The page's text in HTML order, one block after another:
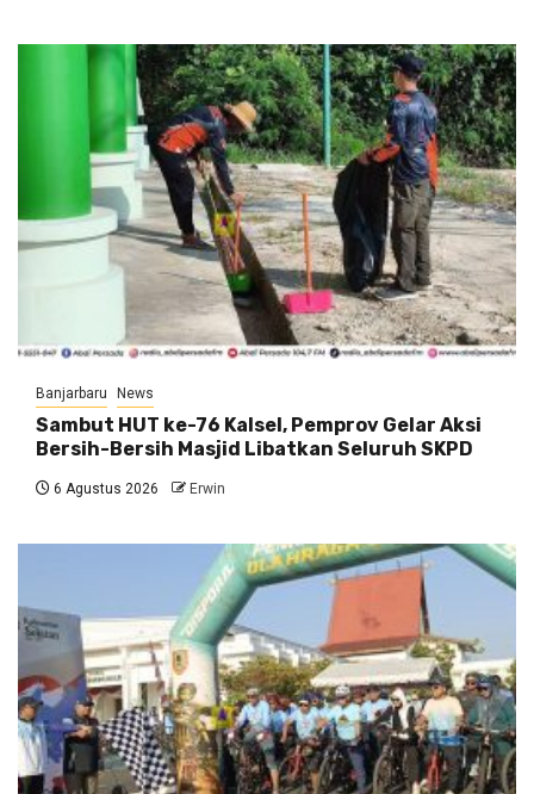
Banjarbaru News
Sambut HUT ke-76 Kalsel, Pemprov Gelar Aksi
Bersih-Bersih Masjid Libatkan Seluruh SKPD
6 Agustus 2026 Erwin